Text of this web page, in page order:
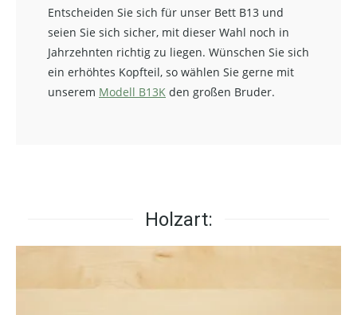
Entscheiden Sie sich für unser Bett B13 und
seien Sie sich sicher, mit dieser Wahl noch in
Jahrzehnten richtig zu liegen. Wünschen Sie sich
ein erhöhtes Kopfteil, so wählen Sie gerne mit
unserem Modell B13K den großen Bruder.
Holzart: